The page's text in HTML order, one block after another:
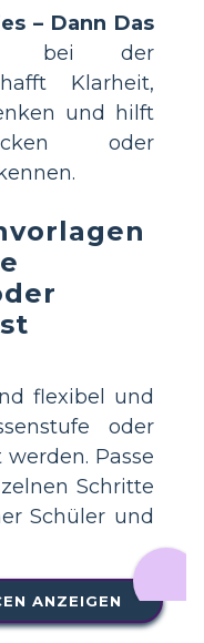
– Dann Das
bei der
Klarheit,
und hilft
oder
flexibel und
oder
Passe
Schritte
Schüler und
ANZEIGEN